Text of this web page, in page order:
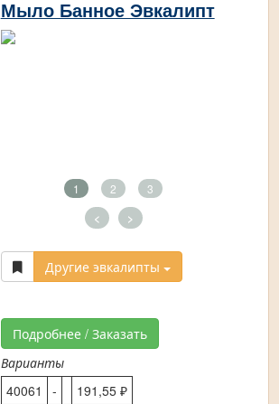
Мыло Банное Эвкалипт
1 2 3
< >
Другие эвкалипты
Подробнее / Заказать
Варианты
40061
- 191,55 ₽